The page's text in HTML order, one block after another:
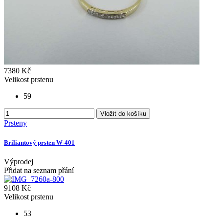
7380 Kč
Velikost prstenu
59
Vložit do košíku
Prsteny
Briliantový prsten W-401
Výprodej
Přidat na seznam přání
9108 Kč
Velikost prstenu
53